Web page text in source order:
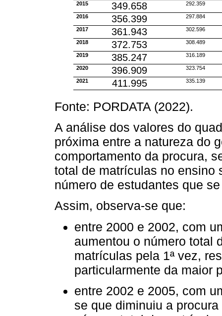
2015 349.658 292.359
2016 356.399 297.884
2017 361.943 302.596
2018 372.753 308.489
2019 385.247 316.189
2020 396.909 323.754
2021 411.995 335.139
Fonte: PORDATA (2022).
A análise dos valores do
próxima entre a natureza do
comportamento da procura,
total de matrículas no ensino
número de estudantes que
Assim, observa-se que:
entre 2000 e 2002, com
aumentou o número total
matrículas pela 1ª vez,
particularmente da maior
entre 2002 e 2005, com
se que diminuiu a